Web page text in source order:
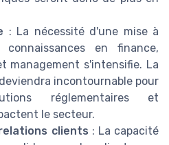
: La nécessité d'une mise à
en finance,
management s'intensifie. La
incontournable pour
réglementaires et
le secteur.
clients : La capacité